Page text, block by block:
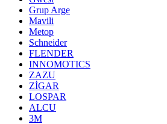
Grup Arge
Mavili
Metop
Schneider
FLENDER
INNOMOTICS
ZAZU
ZİGAR
LOSPAR
ALCU
3M